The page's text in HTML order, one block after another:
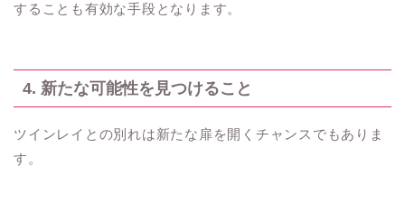
することも有効な手段となります。
4. 新たな可能性を見つけること
ツインレイとの別れは新たな扉を開くチャンスでもありま
す。